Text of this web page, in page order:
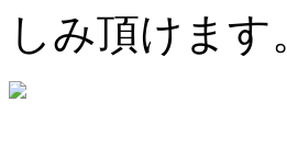
しみ頂けます